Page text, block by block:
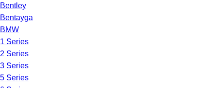
Bentley
Bentayga
BMW
1 Series
2 Series
3 Series
5 Series